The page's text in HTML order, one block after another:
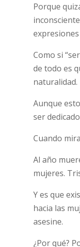
Porque
expresiones
Como si
de todo es
naturalidad.
Aunque
ser
Cuando
Al año
mujeres.
Y es que
hacia las
asesine.
¿Por qué?